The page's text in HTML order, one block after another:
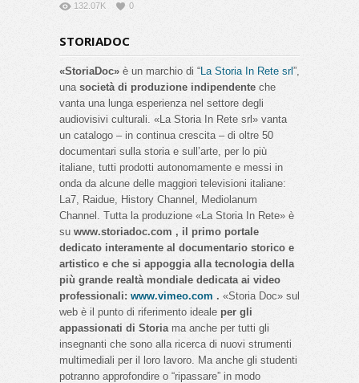
132.07K 0
STORIADOC
«StoriaDoc» è un marchio di “La Storia In Rete srl”,
una società di produzione indipendente che
vanta una lunga esperienza nel settore degli
audiovisivi culturali. «La Storia In Rete srl» vanta
un catalogo – in continua crescita – di oltre 50
documentari sulla storia e sull’arte, per lo più
italiane, tutti prodotti autonomamente e messi in
onda da alcune delle maggiori televisioni italiane:
La7, Raidue, History Channel, Mediolanum
Channel. Tutta la produzione «La Storia In Rete» è
su www.storiadoc.com , il primo portale
dedicato interamente al documentario storico e
artistico e che si appoggia alla tecnologia della
più grande realtà mondiale dedicata ai video
professionali: www.vimeo.com . «Storia Doc» sul
web è il punto di riferimento ideale per gli
appassionati di Storiama anche per tutti gli
insegnanti che sono alla ricerca di nuovi strumenti
multimediali per il loro lavoro. Ma anche gli studenti
potranno approfondire o “ripassare” in modo